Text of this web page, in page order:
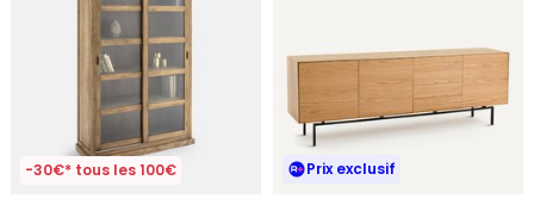
-30€* tous les 100€ Prix exclusif